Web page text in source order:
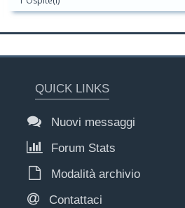
QUICK LINKS
Nuovi messaggi
Forum Stats
Modalità archivio
Contattaci